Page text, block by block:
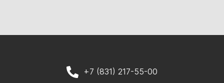
+7 (831) 217-55-00